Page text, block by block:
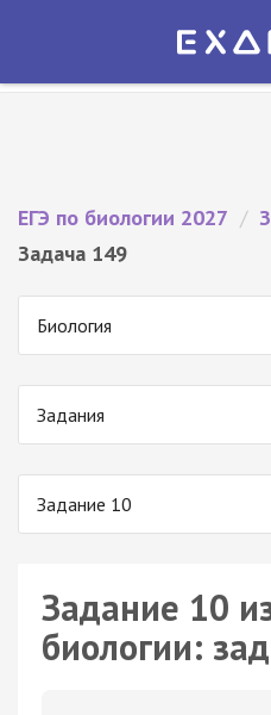
Экзамер — ЕГЭ 2027
ЕГЭ по биологии 2027 /
Задача 149
Биология
Задания
Задание 10
Задание 10
биологии: